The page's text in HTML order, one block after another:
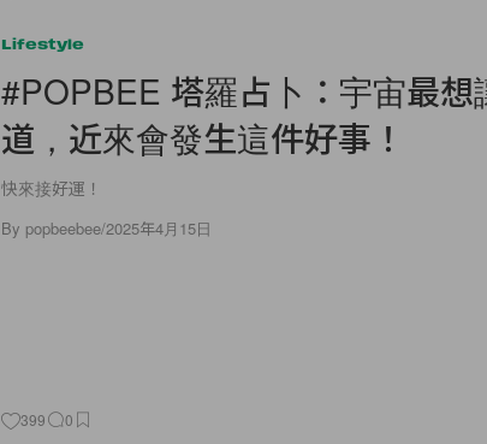
Lifestyle
#POPBEE 塔羅占卜：宇宙最想
道，近來會發生這件好事！
快來接好運！
By popbeebee/2025年4月15日
399 0